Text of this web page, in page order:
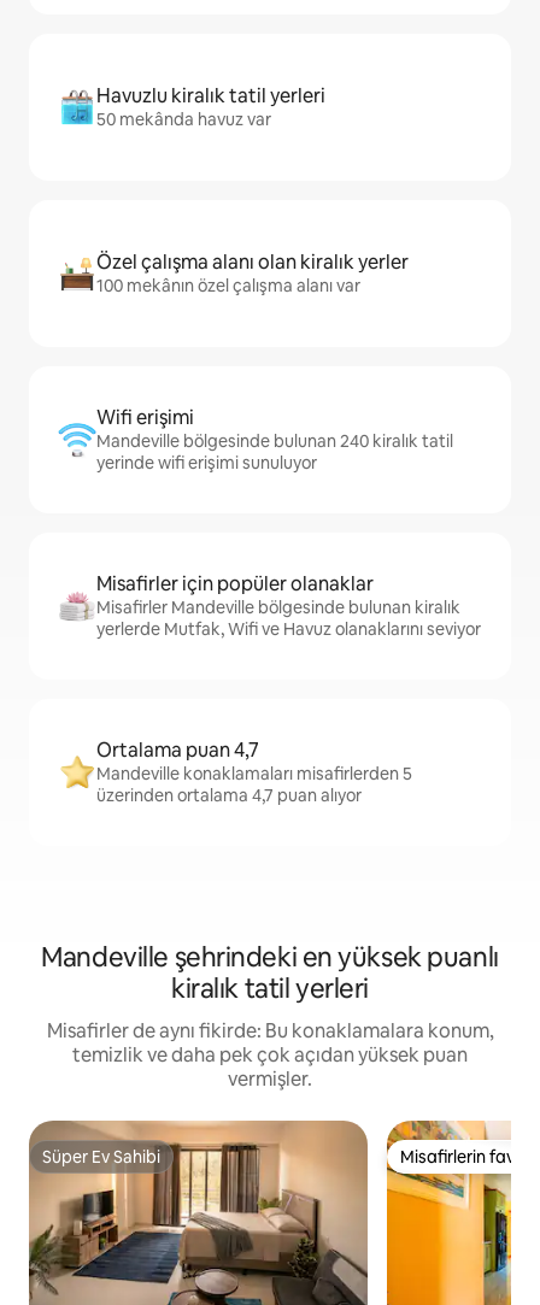
Havuzlu kiralık tatil yerleri
50 mekânda havuz var
Özel çalışma alanı olan kiralık yerler
100 mekânın özel çalışma alanı var
Wifi erişimi
Mandeville bölgesinde bulunan 240 kiralık tatil
yerinde wifi erişimi sunuluyor
Misafirler için popüler olanaklar
Misafirler Mandeville bölgesinde bulunan kiralık
yerlerde Mutfak, Wifi ve Havuz olanaklarını seviyor
Ortalama puan 4,7
Mandeville konaklamaları misafirlerden 5
üzerinden ortalama 4,7 puan alıyor
Mandeville şehrindeki en yüksek puanlı
kiralık tatil yerleri
Misafirler de aynı fikirde: Bu konaklamalara konum,
temizlik ve daha pek çok açıdan yüksek puan
vermişler.
Süper Ev Sahibi
Süper Ev Sahibi Misafirlerin
Misafirlerin